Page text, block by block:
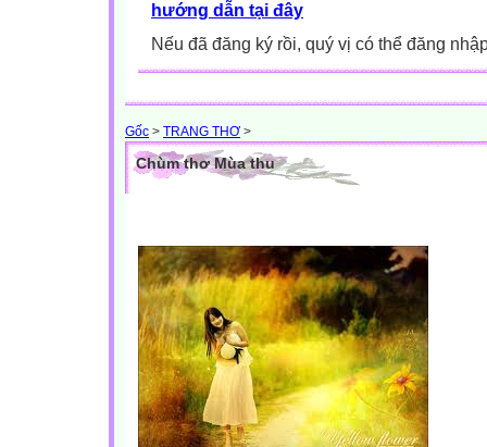
hướng dẫn tại đây
Nếu đã đăng ký rồi, quý vị có thể đăng
Gốc > TRANG THƠ >
Chùm thơ Mùa thu